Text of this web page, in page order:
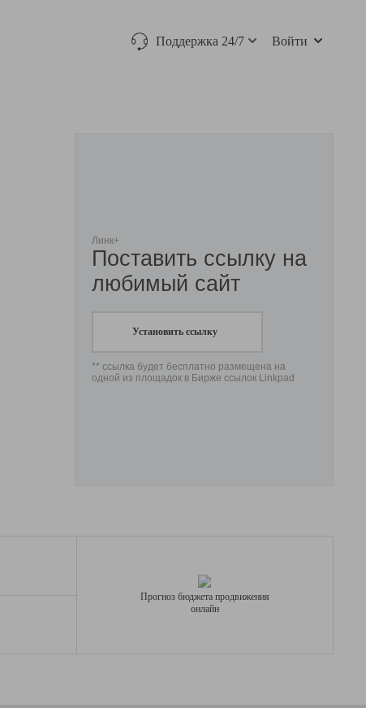
Поддержка 24/7 Войти
Линк+
Поставить ссылку на
любимый сайт
Установить ссылку
** ссылка будет бесплатно размещена на
одной из площадок в Бирже ссылок Linkpad
Прогноз бюджета продвижения
онлайн